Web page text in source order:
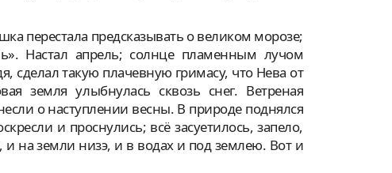
перестала предсказывать о великом морозе;
Настал апрель; солнце пламенным лучом
сделал такую плачевную гримасу, что Нева от
земля улыбнулась сквозь снег. Ветреная
о наступлении весны. В природе поднялся
и проснулись; всё засуетилось, запело,
и на земли низэ, и в водах и под землею. Вот и